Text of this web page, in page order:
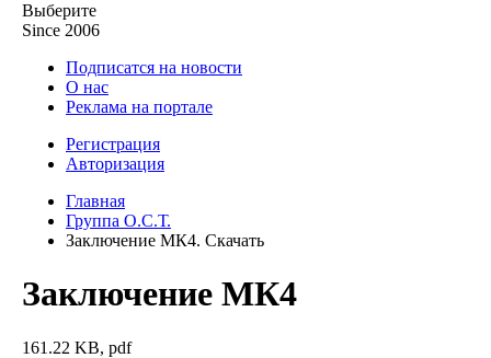
Выберите
Since 2006
Подписатся на новости
О нас
Реклама на портале
Регистрация
Авторизация
Главная
Группа О.С.Т.
Заключение МК4. Скачать
Заключение МК4
161.22 KB, pdf